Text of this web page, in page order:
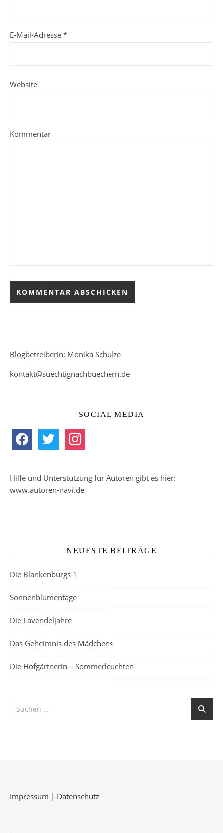
E-Mail-Adresse *
Website
Kommentar
Blogbetreiberin: Monika Schulze
kontakt@suechtignachbuechern.de
SOCIAL MEDIA
facebook twitter instagram
Hilfe und Unterstützung für Autoren gibt es hier:
www.autoren-navi.de
NEUESTE BEITRÄGE
Die Blankenburgs 1
Sonnenblumentage
Die Lavendeljahre
Das Geheimnis des Mädchens
Die Hofgärtnerin – Sommerleuchten
Impressum | Datenschutz